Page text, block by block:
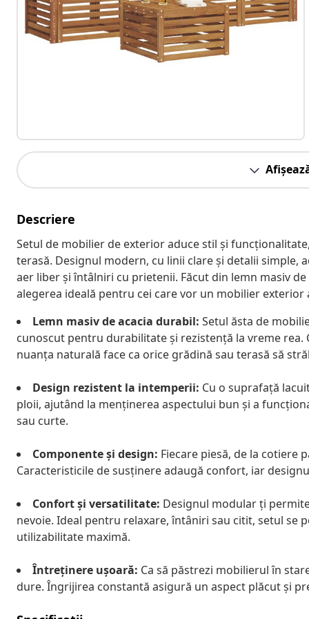
Descriere
Setul de mobilier de exterior aduce stil și
terasă. Designul modern, cu linii clare și detalii
aer liber și întâlniri cu prietenii. Făcut din lemn masiv
alegerea ideală pentru cei care vor un mobilier exterior
Lemn masiv de acacia durabil: Setul ăsta de
cunoscut pentru durabilitate și rezistență la vreme
nuanța naturală face ca orice grădină sau terasă să
Design rezistent la intemperii: Cu o suprafață
ploii, ajutând la menținerea aspectului bun și a
sau curte.
Componente și design: Fiecare piesă, de la cotiere
Caracteristicile de susținere adaugă confort, iar
Confort și versatilitate: Designul modular ți
nevoie. Ideal pentru relaxare, întâniri sau citit, setul
utilizabilitate maximă.
Întreținere ușoară: Ca să păstrezi mobilierul în
dure. Îngrijirea constantă asigură un aspect plăcut și